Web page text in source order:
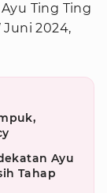
Ting Ting
Juni 2024,
Ayu
Tahap